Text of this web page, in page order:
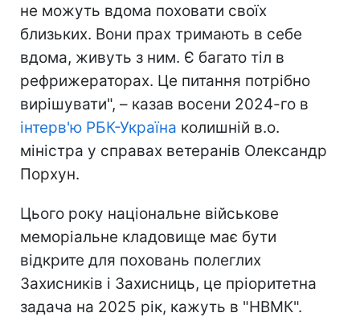
не можуть вдома поховати своїх
близьких. Вони прах тримають в себе
вдома, живуть з ним. Є багато тіл в
рефрижераторах. Це питання потрібно
вирішувати", – казав восени 2024-го в
інтерв'ю РБК-Україна колишній в.о.
міністра у справах ветеранів Олександр
Порхун.
Цього року національне військове
меморіальне кладовище має бути
відкрите для поховань полеглих
Захисників і Захисниць, це пріоритетна
задача на 2025 рік, кажуть в "НВМК".